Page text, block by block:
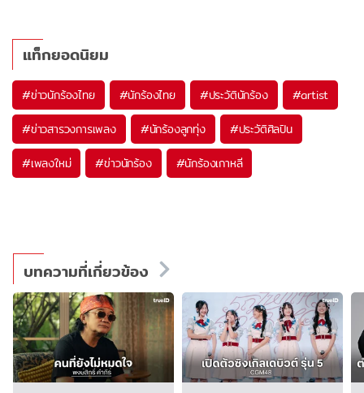
แท็กยอดนิยม
#ข่าวนักร้องไทย #นักร้องไทย #ประวัตินักร้อง #artist
#ข่าวสารวงการเพลง #นักร้องลูกทุ่ง #ประวัติศิลปิน
#เพลงใหม่ #ข่าวนักร้อง #นักร้องเกาหลี
บทความที่เกี่ยวข้อง